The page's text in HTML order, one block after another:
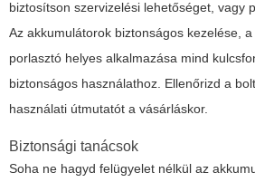
biztosítson szervizelési lehetőséget, vagy
Az akkumulátorok biztonságos kezelése,
porlasztó helyes alkalmazása mind
biztonságos használathoz. Ellenőrizd a
használati útmutatót a vásárláskor.
Biztonsági tanácsok
Soha ne hagyd felügyelet nélkül az